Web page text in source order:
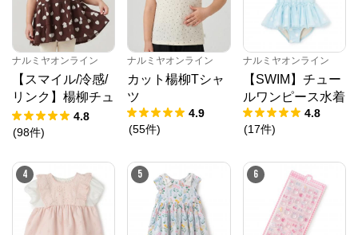
ナルミヤオンライン
【スマイル/冷感/
リンク】楊柳チュ
ニック
4.8
(98件)
ナルミヤオンライン
カット楊柳Tシャ
ツ
4.9
(55件)
ナルミヤオンライン
【SWIM】チュー
ルワンピース水着
4.8
(17件)
4 5 6
※外部サイトが開きます
ナルミヤオンライン からのコメント
ナルミヤオンライン公式通販ショップ。人気子供服メ
ゾピアノ、プティマイン、ラブトキシック、アナスイ
ミニ等、全ブランド、全商品をご覧いただけます。